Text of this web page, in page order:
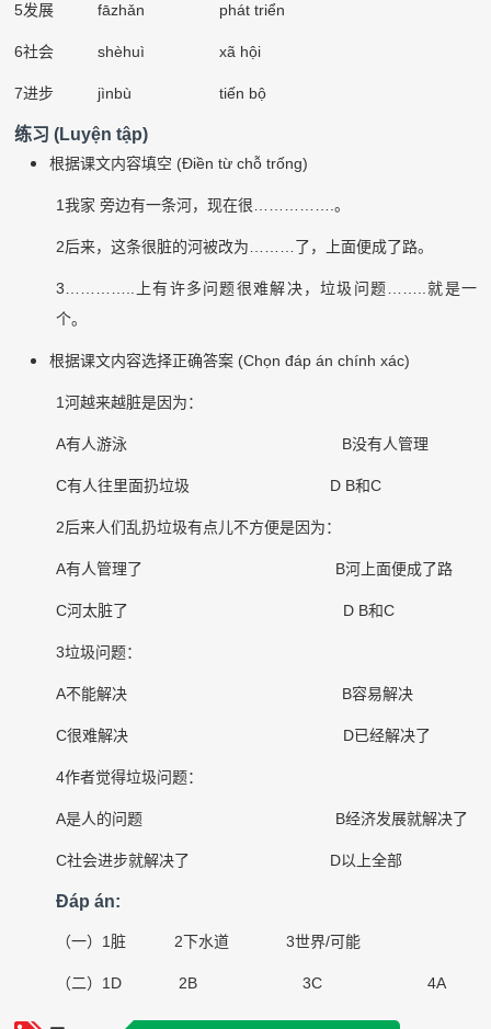
5发展 fāzhǎn phát triển
6社会 shèhuì xã hội
7进步 jìnbù tiến bộ
练习 (Luyện tập)
根据课文内容填空 (Điền từ chỗ trống)
1我家 旁边有一条河，现在很 。
2后来，这条很脏的河被改为 了，上面便成了路。
3………….. 上有许多问题很难解决，垃圾问题
就是一
个。
根据课文内容选择正确答案 (Chọn đáp án chính xác)
1河越来越脏是因为：
A有人游泳 B没有人管理
C有人往里面扔垃圾 D B和C
2后来人们乱扔垃圾有点儿不方便是因为：
A有人管理了 B河上面便成了路
C河太脏了 D B和C
3垃圾问题：
A不能解决B容易解决
C很难解决D已经解决了
4作者觉得垃圾问题：
A是人的问题B经济发展就解决了
C社会进步就解决了 D以上全部
Đáp án:
（一） 1 脏2下水道3世界/可能
（二） 1D 2B 3C 4A